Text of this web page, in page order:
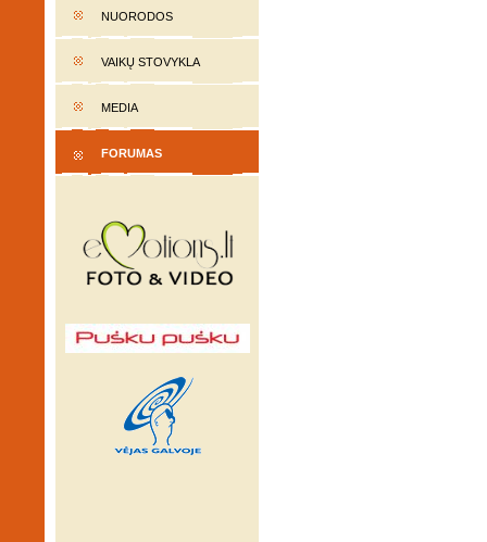
NUORODOS
VAIKŲ STOVYKLA
MEDIA
FORUMAS